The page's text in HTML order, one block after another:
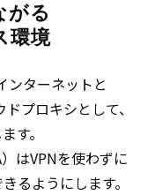
がる
環境
ンターネットと
プロキシとして、
す。
はVPNを使わずに
るようにします。